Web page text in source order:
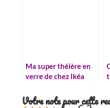
Ma super théière en
verre de chez Ikéa
Votre note pour cette